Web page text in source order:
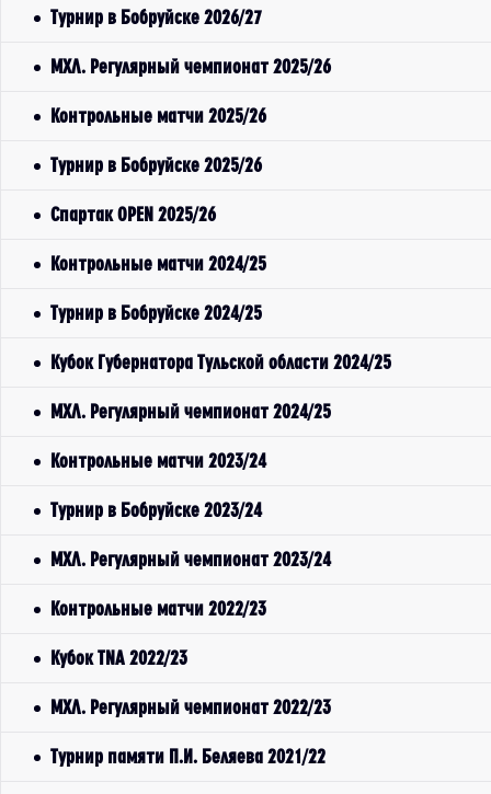
Турнир в Бобруйске 2026/27
МХЛ. Регулярный чемпионат 2025/26
Контрольные матчи 2025/26
Турнир в Бобруйске 2025/26
Спартак OPEN 2025/26
Контрольные матчи 2024/25
Турнир в Бобруйске 2024/25
Кубок Губернатора Тульской области 2024/25
МХЛ. Регулярный чемпионат 2024/25
Контрольные матчи 2023/24
Турнир в Бобруйске 2023/24
МХЛ. Регулярный чемпионат 2023/24
Контрольные матчи 2022/23
Кубок TNA 2022/23
МХЛ. Регулярный чемпионат 2022/23
Турнир памяти П.И. Беляева 2021/22